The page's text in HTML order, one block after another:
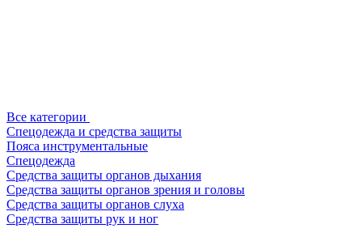
Все категории
Спецодежда и средства защиты
Пояса инструментальные
Спецодежда
Средства защиты органов дыхания
Средства защиты органов зрения и головы
Средства защиты органов слуха
Средства защиты рук и ног